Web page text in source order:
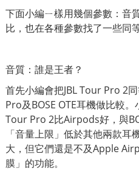
下面小編ㄧ樣用幾個參數：音
比，也在各種參數找了一些同
音質：誰是王者？
首先小編會把JBL Tour Pro 2
Pro及BOSE OTE耳機做比較
Tour Pro 2比Airpods好，與
「音量上限」低於其他兩款
大，但它們還是不及Apple
膜」的功能。